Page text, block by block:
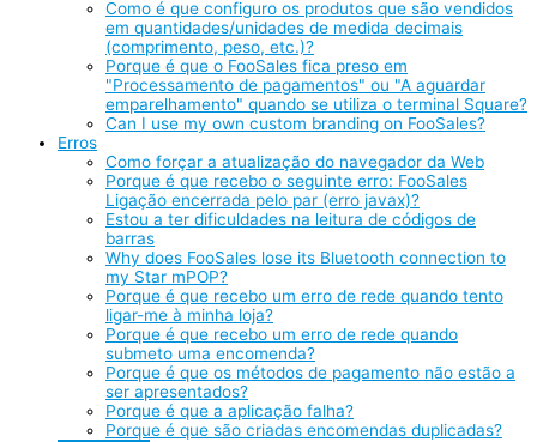
Como é que configuro os produtos que são vendidos
em quantidades/unidades de medida decimais
(comprimento, peso, etc.)?
Porque é que o FooSales fica preso em
"Processamento de pagamentos" ou "A aguardar
emparelhamento" quando se utiliza o terminal Square?
Can I use my own custom branding on FooSales?
Erros
Como forçar a atualização do navegador da Web
Porque é que recebo o seguinte erro: FooSales
Ligação encerrada pelo par (erro javax)?
Estou a ter dificuldades na leitura de códigos de
barras
Why does FooSales lose its Bluetooth connection to
my Star mPOP?
Porque é que recebo um erro de rede quando tento
ligar-me à minha loja?
Porque é que recebo um erro de rede quando
submeto uma encomenda?
Porque é que os métodos de pagamento não estão a
ser apresentados?
Porque é que a aplicação falha?
Porque é que são criadas encomendas duplicadas?